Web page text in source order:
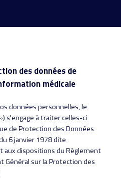
des données de
médicale
données personnelles, le
s'engage à traiter celles-ci
de Protection des Données
6 janvier 1978 dite
dispositions du Règlement
Général sur la Protection des